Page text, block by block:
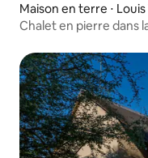
Maison en terre ⋅
Chalet en pierre dans